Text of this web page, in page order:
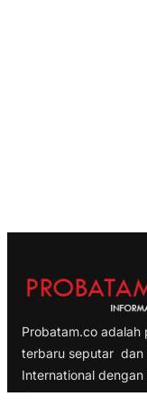
Probatam.co adalah
terbaru seputar dan
International
dan terpercaya